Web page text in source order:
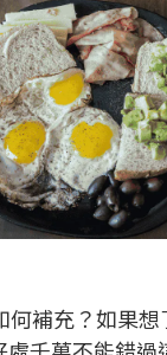
何補充？如果